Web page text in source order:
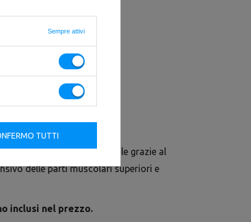
un attrezzo multifunzionale grazie al
delle parti muscolari superiori e
inclusi nel prezzo.
Sempre attivi
TUTTI